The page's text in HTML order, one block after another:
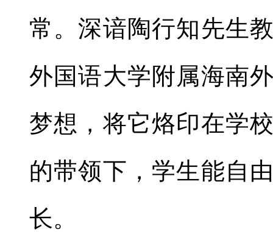
常。深谙陶行知先生
外国语大学附属海南
梦想，将它烙印在学
的带领下，学生能自
长。